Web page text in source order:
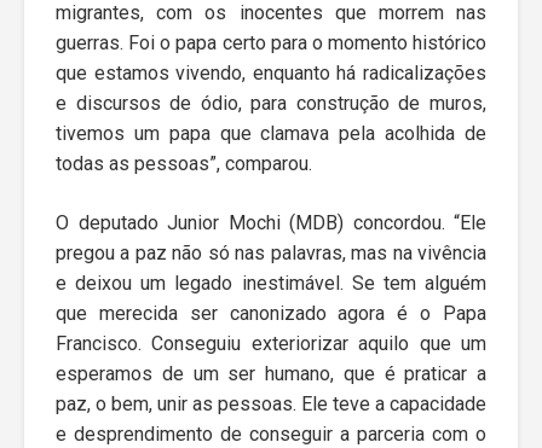
migrantes, com os inocentes que morrem nas
guerras. Foi o papa certo para o momento histórico
que estamos vivendo, enquanto há radicalizações
e discursos de ódio, para construção de muros,
tivemos um papa que clamava pela acolhida de
todas as pessoas”, comparou.
O deputado Junior Mochi (MDB) concordou. “Ele
pregou a paz não só nas palavras, mas na vivência
e deixou um legado inestimável. Se tem alguém
que merecida ser canonizado agora é o Papa
Francisco. Conseguiu exteriorizar aquilo que um
esperamos de um ser humano, que é praticar a
paz, o bem, unir as pessoas. Ele teve a capacidade
e desprendimento de conseguir a parceria com o